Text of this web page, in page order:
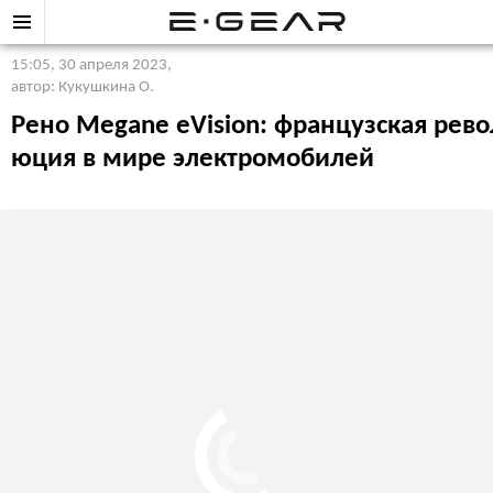
15:05, 30 апреля 2023,
автор: Кукушкина О.
Рено Megane eVision: французская
юция в мире электромобилей